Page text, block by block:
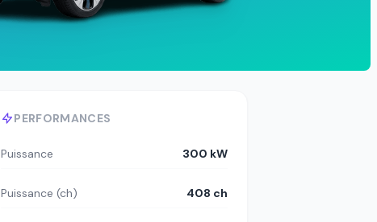
PERFORMANCES
Puissance 300 kW
Puissance (ch) 408 ch